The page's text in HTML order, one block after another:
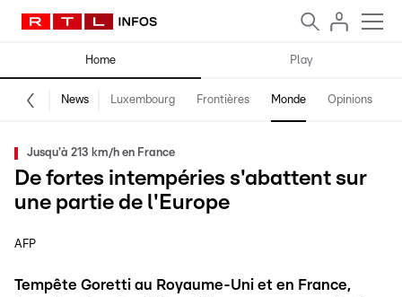
Home Play
News Luxembourg Frontières Monde Opinions
Jusqu'à 213 km/h en France
De fortes intempéries s'abattent sur
une partie de l'Europe
AFP
Tempête Goretti au Royaume-Uni et en France,